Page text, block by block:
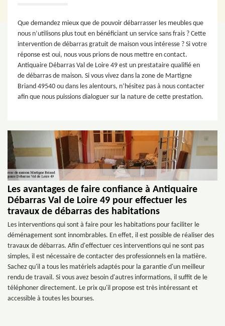
Que demandez mieux que de pouvoir débarrasser les meubles que
nous n’utilisons plus tout en bénéficiant un service sans frais ? Cette
intervention de débarras gratuit de maison vous intéresse ? Si votre
réponse est oui, nous vous prions de nous mettre en contact.
Antiquaire Débarras Val de Loire 49 est un prestataire qualifié en
de débarras de maison. Si vous vivez dans la zone de Martigne
Briand 49540 ou dans les alentours, n’hésitez pas à nous contacter
afin que nous puissions dialoguer sur la nature de cette prestation.
Les avantages de faire confiance à Antiquaire
Débarras Val de Loire 49 pour effectuer les
travaux de débarras des habitations
Les interventions qui sont à faire pour les habitations pour faciliter le
déménagement sont innombrables. En effet, il est possible de réaliser des
travaux de débarras. Afin d'effectuer ces interventions qui ne sont pas
simples, il est nécessaire de contacter des professionnels en la matière.
Sachez qu'il a tous les matériels adaptés pour la garantie d'un meilleur
rendu de travail. Si vous avez besoin d'autres informations, il suffit de le
téléphoner directement. Le prix qu'il propose est très intéressant et
accessible à toutes les bourses.